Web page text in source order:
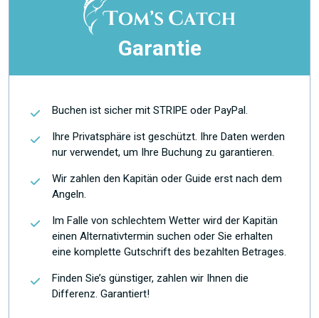
Garantie
Buchen ist sicher mit STRIPE oder PayPal.
Ihre Privatsphäre ist geschützt. Ihre Daten werden
nur verwendet, um Ihre Buchung zu garantieren.
Wir zahlen den Kapitän oder Guide erst nach dem
Angeln.
Im Falle von schlechtem Wetter wird der Kapitän
einen Alternativtermin suchen oder Sie erhalten
eine komplette Gutschrift des bezahlten Betrages.
Finden Sie’s günstiger, zahlen wir Ihnen die
Differenz. Garantiert!